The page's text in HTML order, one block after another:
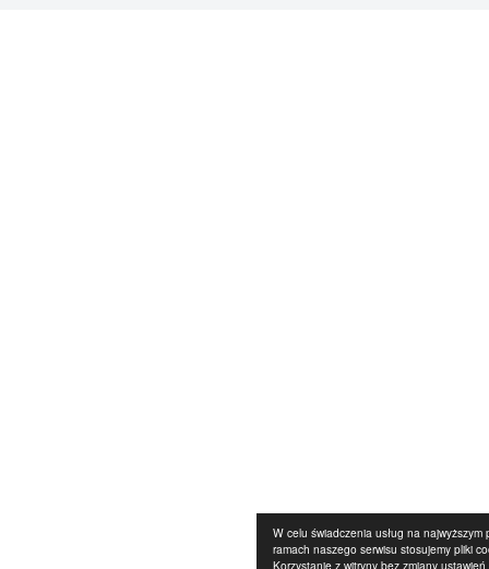
W celu świadczenia usług na najwyższym
ramach naszego serwisu stosujemy pliki
Korzystanie z witryny bez zmiany